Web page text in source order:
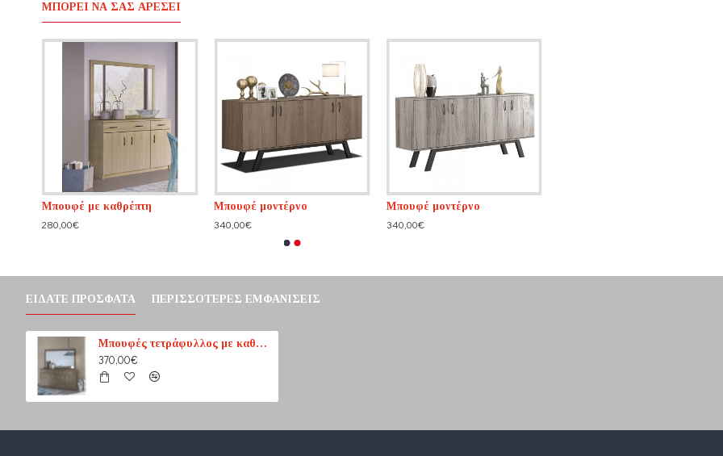
ΜΠΟΡΕΊ ΝΑ ΣΑΣ ΑΡΈΣΕΙ
Μπουφέ με καθρέπτη
280,00€
Μπουφέ μοντέρνο
340,00€
Μπουφέ μοντέρνο
340,00€
ΕΊΔΑΤΕ ΠΡΌΣΦΑΤΑ ΠΕΡΙΣΣΌΤΕΡΕΣ ΕΜΦΑΝΊΣΕΙΣ
Μπουφές τετράφυλλος με καθρέπτη
370,00€